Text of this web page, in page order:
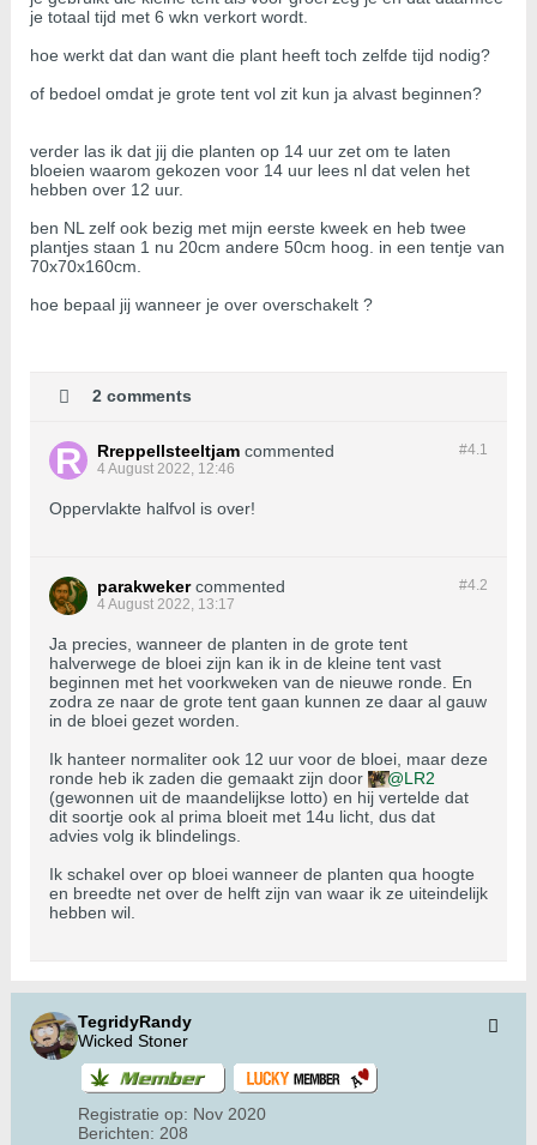
je totaal tijd met 6 wkn verkort wordt.
hoe werkt dat dan want die plant heeft toch zelfde tijd nodig?
of bedoel omdat je grote tent vol zit kun ja alvast beginnen?
verder las ik dat jij die planten op 14 uur zet om te laten
bloeien waarom gekozen voor 14 uur lees nl dat velen het
hebben over 12 uur.
ben NL zelf ook bezig met mijn eerste kweek en heb twee
plantjes staan 1 nu 20cm andere 50cm hoog. in een tentje van
70x70x160cm.
hoe bepaal jij wanneer je over overschakelt ?
2 comments
#4.1
Rreppellsteeltjam commented
4 August 2022, 12:46
Oppervlakte halfvol is over!
#4.2
parakweker commented
4 August 2022, 13:17
Ja precies, wanneer de planten in de grote tent
halverwege de bloei zijn kan ik in de kleine tent vast
beginnen met het voorkweken van de nieuwe ronde. En
zodra ze naar de grote tent gaan kunnen ze daar al gauw
in de bloei gezet worden.
Ik hanteer normaliter ook 12 uur voor de bloei, maar deze
ronde heb ik zaden die gemaakt zijn door
LR2
(gewonnen uit de maandelijkse lotto) en hij vertelde dat
dit soortje ook al prima bloeit met 14u licht, dus dat
advies volg ik blindelings.
Ik schakel over op bloei wanneer de planten qua hoogte
en breedte net over de helft zijn van waar ik ze uiteindelijk
hebben wil.
TegridyRandy
Wicked Stoner
Registratie op: Nov 2020
Berichten: 208